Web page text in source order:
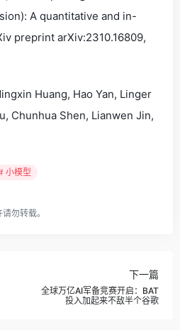
A quantitative and in-
preprint arXiv:2310.16809,
Huang, Hao Yan, Linger
Chunhua Shen, Lianwen Jin,
小模型
勿转载。
下一篇
全球万亿AI军备竞赛开启：BAT
投入加起来不敌半个谷歌